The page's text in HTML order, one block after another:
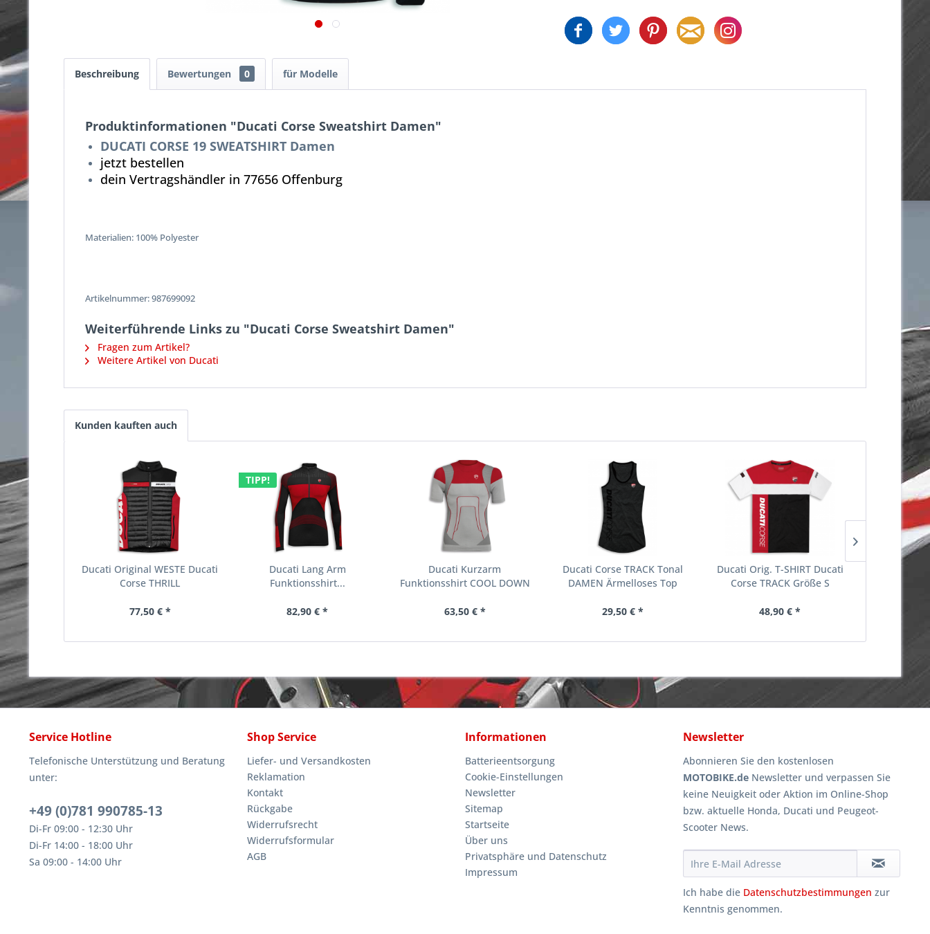
Beschreibung Bewertungen 0 für Modelle
Produktinformationen "Ducati Corse Sweatshirt Damen"
DUCATI CORSE 19 SWEATSHIRT Damen
jetzt bestellen
dein Vertragshändler in 77656 Offenburg
Materialien: 100% Polyester
Artikelnummer:987699092
Weiterführende Links zu "Ducati Corse Sweatshirt Damen"
Fragen zum Artikel?
Weitere Artikel von Ducati
Kunden kauften auch
Ducati Original WESTE Ducati
Corse THRILL
77,50 € *
TIPP!
Ducati Lang Arm
Funktionsshirt...
82,90 € *
Ducati Kurzarm
Funktionsshirt COOL DOWN
63,50 € *
Ducati Corse TRACK Tonal
DAMEN Ärmelloses Top
29,50 € *
Ducati Orig. T-SHIRT Ducati
Corse TRACK Größe S
48,90 € *
Service Hotline
Telefonische Unterstützung und Beratung
unter:
+49 (0)781 990785-13
Di-Fr 09:00 - 12:30 Uhr
Di-Fr 14:00 - 18:00 Uhr
Sa 09:00 - 14:00 Uhr
Shop Service
Liefer- und Versandkosten
Reklamation
Kontakt
Rückgabe
Widerrufsrecht
Widerrufsformular
AGB
Informationen
Batterieentsorgung
Cookie-Einstellungen
Newsletter
Sitemap
Startseite
Über uns
Privatsphäre und Datenschutz
Impressum
Newsletter
Abonnieren Sie den kostenlosen
MOTOBIKE.de Newsletter und verpassen Sie
keine Neuigkeit oder Aktion im Online-Shop
bzw. aktuelle Honda, Ducati und Peugeot-
Scooter News.
Ich habe die Datenschutzbestimmungen zur
Kenntnis genommen.